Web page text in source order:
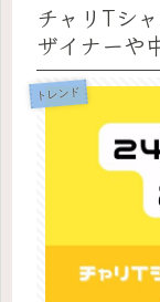
チャリTシ
ザイナーや
トレンド